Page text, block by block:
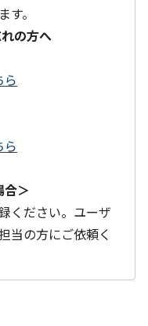
。
の方へ
ら
ら
合＞
ください。ユーザ
当の方にご依頼く